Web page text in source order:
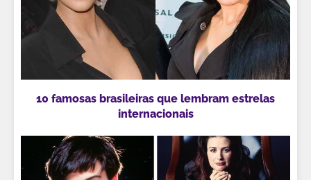
10 famosas brasileiras que lembram estrelas
internacionais